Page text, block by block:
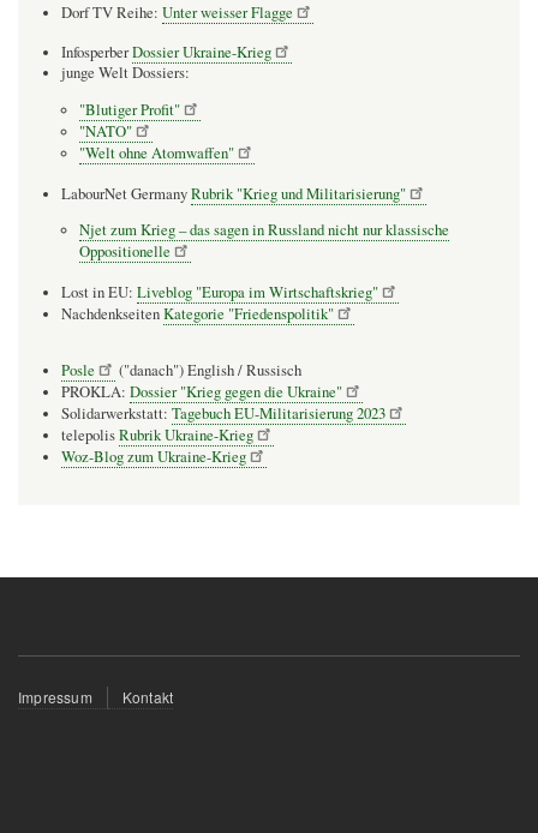
Dorf TV Reihe: Unter weisser Flagge
InfosperberDossier Ukraine-Krieg
junge Welt Dossiers:
"Blutiger Profit"
"NATO"
"Welt ohne Atomwaffen"
LabourNet GermanyRubrik "Krieg und Militarisierung"
Njet zum Krieg – das sagen in Russland nicht nur klassische
Oppositionelle
Lost in EU: Liveblog "Europa im Wirtschaftskrieg"
NachdenkseitenKategorie "Friedenspolitik"
Posle
("danach") English / Russisch
PROKLA: Dossier "Krieg gegen die Ukraine"
Solidarwerkstatt: Tagebuch EU-Militarisierung 2023
telepolisRubrik Ukraine-Krieg
Woz-Blog zum Ukraine-Krieg
Fußzeilenmenü
Impressum Kontakt